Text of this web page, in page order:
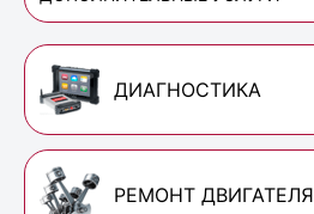
ДИАГНОСТИКА
РЕМОНТ ДВИГАТЕЛЯ